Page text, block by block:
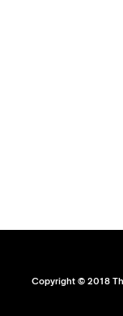
Copyright © 2018